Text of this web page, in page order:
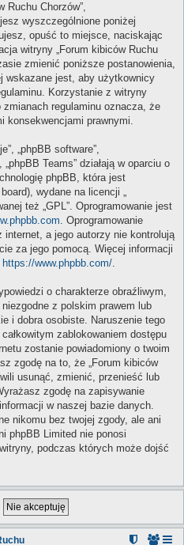
Ruchu Chorzów”,
wyszczególnione poniżej
opuść to miejsce, naciskając
witryny „Forum kibiców Ruchu
zmienić poniższe postanowienia,
wskazane jest, aby użytkownicy
Korzystanie z witryny
zmianach regulaminu oznacza, że
konsekwencjami prawnymi.
„phpBB software”,
„phpBB Teams” działają w oparciu o
phpBB, która jest
wydane na licencji „
też „GPL”. Oprogramowanie jest
. Oprogramowanie
internet, a jego autorzy nie kontrolują
za jego pomocą. Więcej informacji
https://www.phpbb.com/.
o charakterze obraźliwym,
z polskim prawem lub
i dobra osobiste. Naruszenie tego
zablokowaniem dostępu
zostanie powiadomiony o twoim
zgodę na to, że „Forum kibiców
usunąć, zmienić, przenieść lub
zgodę na zapisywanie
w naszej bazie danych.
nikomu bez twojej zgody, ale ani
phpBB Limited nie ponosi
podczas których może dojść